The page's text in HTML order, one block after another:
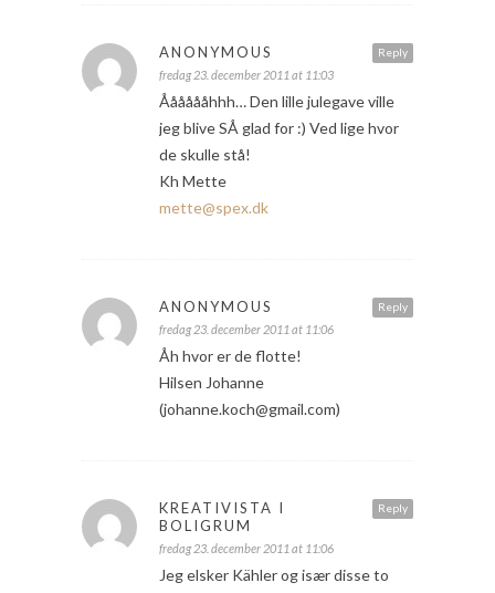
Reply
ANONYMOUS
fredag 23. december 2011 at 11:03
Ååååååhhh… Den lille julegave ville
jeg blive SÅ glad for :) Ved lige hvor
de skulle stå!
Kh Mette
mette@spex.dk
Reply
ANONYMOUS
fredag 23. december 2011 at 11:06
Åh hvor er de flotte!
Hilsen Johanne
(johanne.koch@gmail.com)
Reply
KREATIVISTA I
BOLIGRUM
fredag 23. december 2011 at 11:06
Jeg elsker Kähler og især disse to